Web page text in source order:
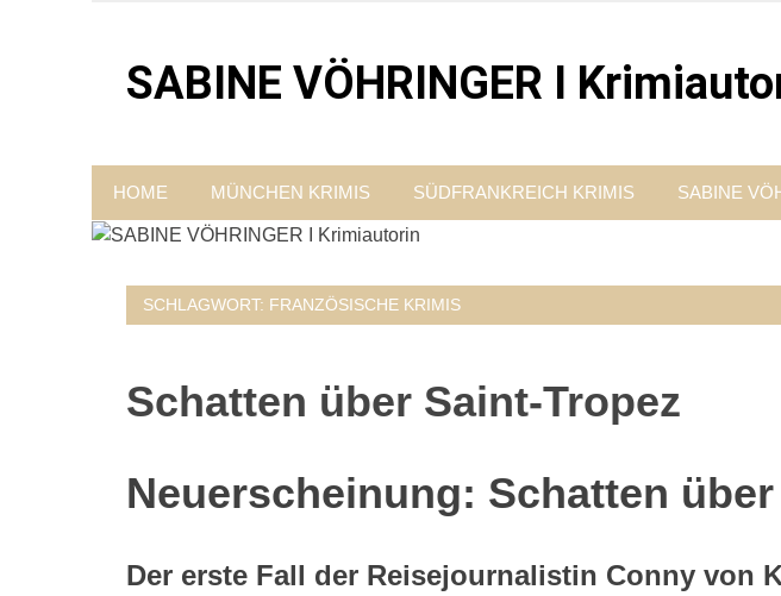
springen
SABINE VÖHRINGER I
HOME MÜNCHEN KRIMIS SÜDFRANKREICH KRIMIS SABINE
SCHLAGWORT: FRANZÖSISCHE KRIMIS
Schatten über Saint-Tropez
Neuerscheinung: Schatten
Der erste Fall der Reisejournalistin Conny von